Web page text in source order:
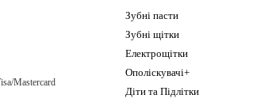
Зубні пасти
Зубні щітки
Електрощітки
Ополіскувачі+
Діти та Підлітки